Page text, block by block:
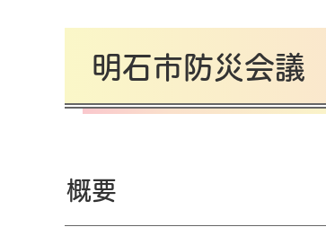
明石市防災会議
概要